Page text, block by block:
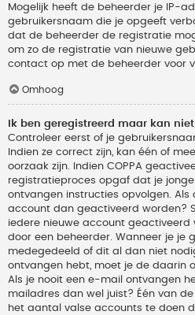
Mogelijk heeft de beheerder je IP-
gebruikersnaam die je opgeeft
dat de beheerder de registratie
om zo de registratie van nieuwe
contact op met de beheerder voor
Omhoog
Ik ben geregistreerd maar kan
Controleer eerst of je
Indien ze correct zijn, kan één of
oorzaak zijn. Indien COPPA
registratieproces opgaf dat je
ontvangen instructies opvolgen. Als
account dan geactiveerd worden?
iedere nieuwe account geactiveerd
door een beheerder. Wanneer je je
medegedeeld of dit al dan niet
ontvangen hebt, moet je de daarin
Als je nooit een e-mail ontvangen
mailadres dan wel juist? Één van
het aantal valse accounts te doen